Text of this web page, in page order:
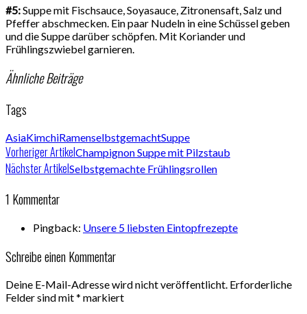
#5:Suppe mit Fischsauce, Soyasauce, Zitronensaft, Salz und
Pfeffer abschmecken. Ein paar Nudeln in eine Schüssel geben
und die Suppe darüber schöpfen. Mit Koriander und
Frühlingszwiebel garnieren.
Ähnliche Beiträge
Tags
AsiaKimchiRamenselbstgemachtSuppe
Vorheriger ArtikelChampignon Suppe mit Pilzstaub
Nächster ArtikelSelbstgemachte Frühlingsrollen
1 Kommentar
Pingback: Unsere 5 liebsten Eintopfrezepte
Schreibe einen Kommentar
Deine E-Mail-Adresse wird nicht veröffentlicht. Erforderliche
Felder sind mit* markiert